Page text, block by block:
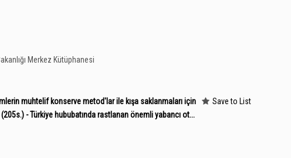
Merkez Kütüphanesi
muhtelif konserve metod'lar ile kışa saklanmaları için
- Türkiye hububatında rastlanan önemli yabancı ot...
Save to List